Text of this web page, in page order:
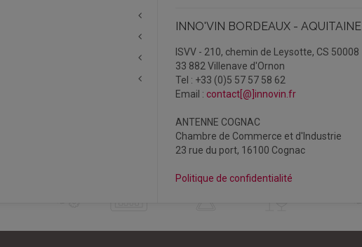
INNO'VIN BORDEAUX - AQUITAINE
ISVV - 210, chemin de Leysotte, CS 50008
33 882 Villenave d'Ornon
Tel : +33 (0)5 57 57 58 62
Email : contact[@]innovin.fr
ANTENNE COGNAC
Chambre de Commerce et d'Industrie
23 rue du port, 16100 Cognac
Politique de confidentialité